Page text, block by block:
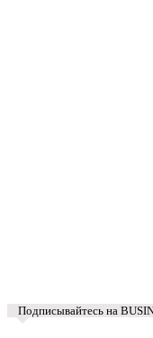
Подписывайтесь на